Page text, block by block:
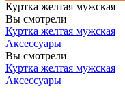
Куртка желтая мужская
Вы смотрели
Куртка желтая мужская
Аксессуары
Вы смотрели
Куртка желтая мужская
Аксессуары